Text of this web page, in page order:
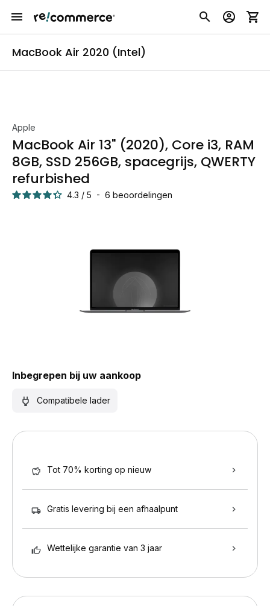
MacBook Air 2020 (Intel)
Apple
MacBook Air 13" (2020), Core i3, RAM
8GB, SSD 256GB, spacegrijs, QWERTY
refurbished
4.3 / 5 - 6 beoordelingen
Inbegrepen bij uw aankoop
Compatibele lader
Tot 70% korting op nieuw
Gratis levering bij een afhaalpunt
Wettelijke garantie van 3 jaar